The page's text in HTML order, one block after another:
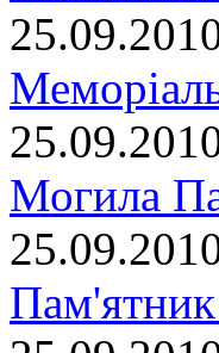
Могила
Пам'ятник